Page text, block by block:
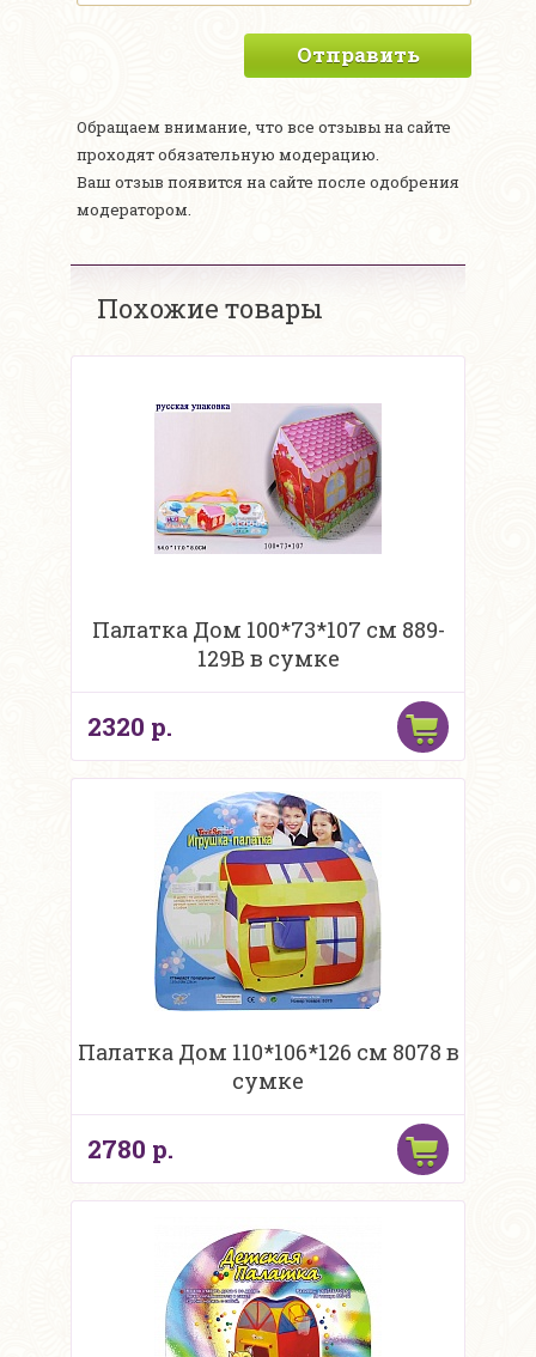
Отправить
Обращаем внимание, что все отзывы на сайте
проходят обязательную модерацию.
Ваш отзыв появится на сайте после одобрения
модератором.
Похожие товары
Палатка Дом 100*73*107 см 889-
129В в сумке
2320 р.
Палатка Дом 110*106*126 см 8078 в
сумке
2780 р.